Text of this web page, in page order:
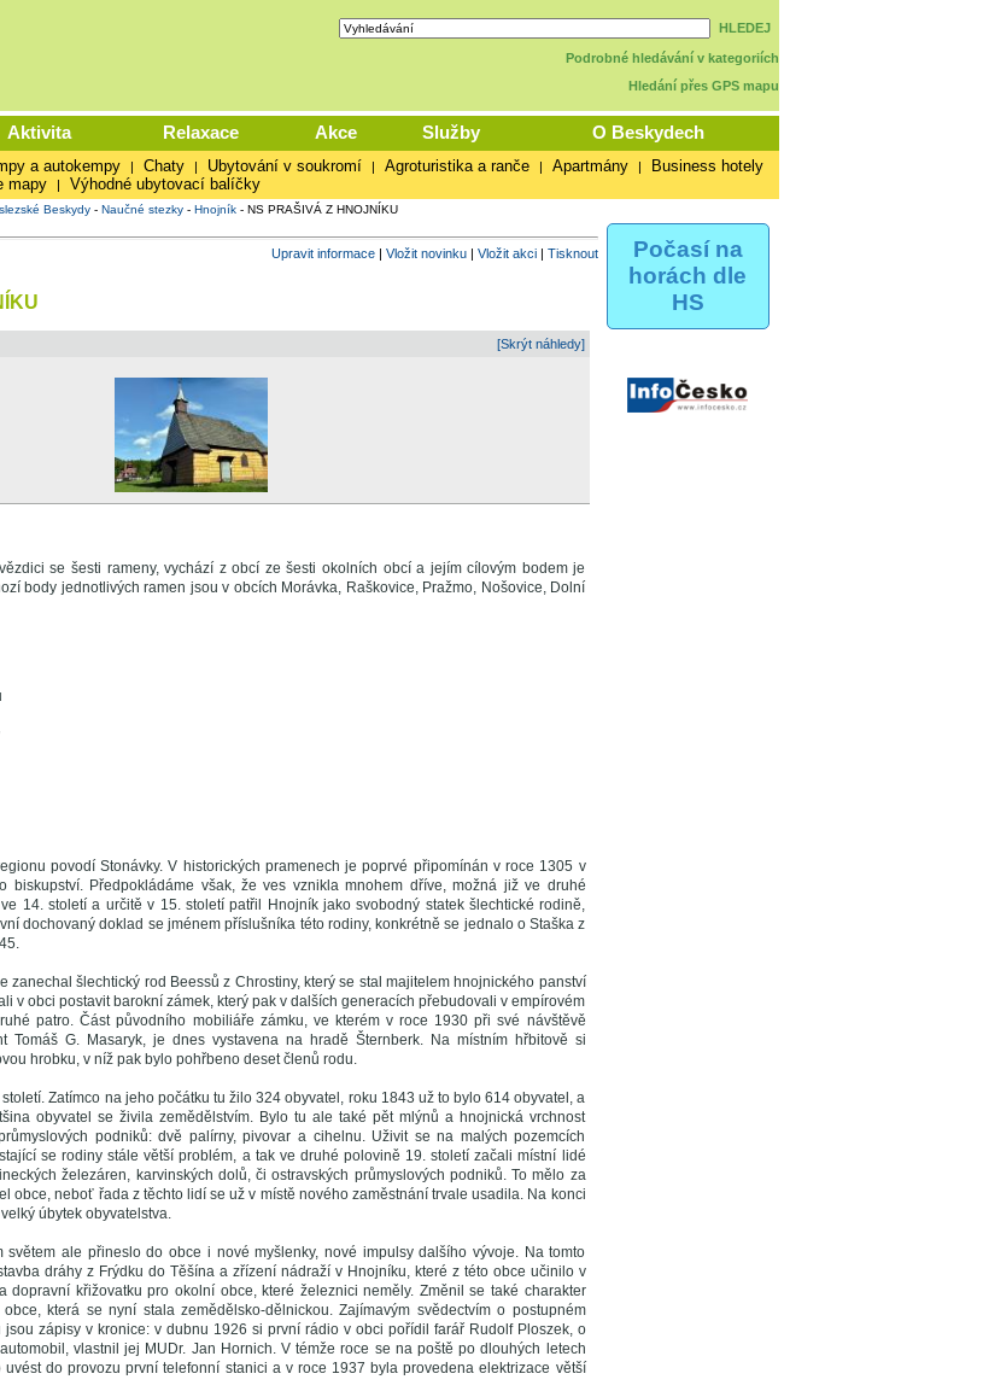
HLEDEJ
Podrobné hledávání v kategoriích
Hledání přes GPS mapu
Aktivita Relaxace Akce Služby O Beskydech
a autokempy | Chaty | Ubytování v soukromí | Agroturistika a ranče | Apartmány | Business hotely
mapy | Výhodné ubytovací balíčky
Beskydy- Naučné stezky- Hnojník- NS PRAŠIVÁ Z HNOJNÍKU
Upravit informace| Vložit novinku| Vložit akci| Tisknout
[Skrýt náhledy]
se šesti rameny, vychází z obcí ze šesti okolních obcí a jejím cílovým bodem je
body jednotlivých ramen jsou v obcích Morávka, Raškovice, Pražmo, Nošovice, Dolní
povodí Stonávky. V historických pramenech je poprvé připomínán v roce 1305 v
biskupství. Předpokládáme však, že ves vznikla mnohem dříve, možná již ve druhé
14. století a určitě v 15. století patřil Hnojník jako svobodný statek šlechtické rodině,
dochovaný doklad se jménem příslušníka této rodiny, konkrétně se jednalo o Staška z
zanechal šlechtický rod Beessů z Chrostiny, který se stal majitelem hnojnického panství
v obci postavit barokní zámek, který pak v dalších generacích přebudovali v empírovém
patro. Část původního mobiliáře zámku, ve kterém v roce 1930 při své návštěvě
Tomáš G. Masaryk, je dnes vystavena na hradě Šternberk. Na místním hřbitově si
hrobku, v níž pak bylo pohřbeno deset členů rodu.
Zatímco na jeho počátku tu žilo 324 obyvatel, roku 1843 už to bylo 614 obyvatel, a
obyvatel se živila zemědělstvím. Bylo tu ale také pět mlýnů a hnojnická vrchnost
podniků: dvě palírny, pivovar a cihelnu. Uživit se na malých pozemcích
se rodiny stále větší problém, a tak ve druhé polovině 19. století začali místní lidé
železáren, karvinských dolů, či ostravských průmyslových podniků. To mělo za
obce, neboť řada z těchto lidí se už v místě nového zaměstnání trvale usadila. Na konci
úbytek obyvatelstva.
světem ale přineslo do obce i nové myšlenky, nové impulsy dalšího vývoje. Na tomto
dráhy z Frýdku do Těšína a zřízení nádraží v Hnojníku, které z této obce učinilo v
dopravní křižovatku pro okolní obce, které železnici neměly. Změnil se také charakter
která se nyní stala zemědělsko-dělnickou. Zajímavým svědectvím o postupném
zápisy v kronice: v dubnu 1926 si první rádio v obci pořídil farář Rudolf Ploszek, o
vlastnil jej MUDr. Jan Hornich. V témže roce se na poště po dlouhých letech
do provozu první telefonní stanici a v roce 1937 byla provedena elektrizace větší
Počasí na
horách dle
HS